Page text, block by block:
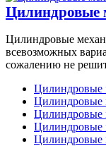
Цилиндровые
Цилиндровые
всевозможных
сожалению не
Цилиндровые
Цилиндровые
Цилиндровые
Цилиндровые
Цилиндровые